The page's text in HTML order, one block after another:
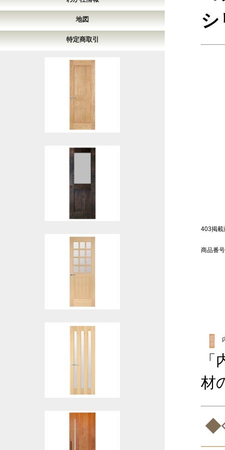
地図
特定商取引
シ
403掲載
商品番
材